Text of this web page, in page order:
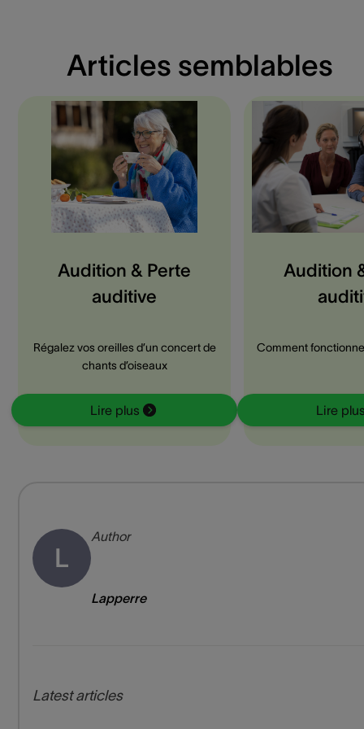
Articles semblables
Audition & Perte
auditive
Régalez vos oreilles d’un concert de
chants d’oiseaux
Lire plus
Audition
Comment
Lire
L
Author
Lapperre
Latest articles